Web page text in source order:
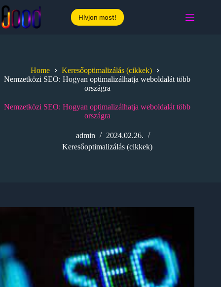
Skip
content
Hívjon most!
Home
Keresőoptimalizálás (cikkek)
Nemzetközi SEO: Hogyan optimalizálhatja weboldalát több
országra
Nemzetközi SEO: Hogyan optimalizálhatja weboldalát több
országra
admin
2024.02.26.
Keresőoptimalizálás (cikkek)